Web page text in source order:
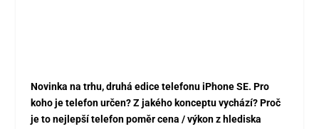
Novinka na trhu, druhá edice telefonu iPhone SE. Pro
koho je telefon určen? Z jakého konceptu vychází? Proč
je to nejlepší telefon poměr cena / výkon z hlediska